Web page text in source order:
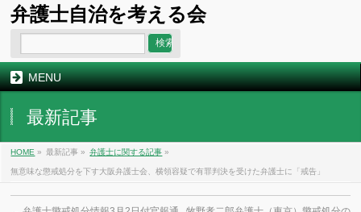
弁護士自治を考える会
MENU
最新記事
HOME » 最新記事 » 弁護士に関する記事 »
無意味な懲戒処分を下す大阪弁護士会、横領容疑で有罪判決を受けた弁護士に「戒告」